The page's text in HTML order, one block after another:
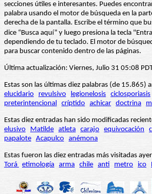
secciones útiles e interesantes. Puedes
palabra usando el motor de búsqueda en la
derecha de la pantalla. Escribe el término que
dice “Busca aquí” y luego presiona la tecla
dependiendo de tu teclado. El motor de
para buscar contenido dentro de las páginas.
Última actualización: Viernes, Julio 31 05:08
Estas son las últimas diez palabras (de 15.865)
elucidario
revulsivo legionelosis ciclosporiasis
preterintencional críptido achicar doctrina
Estas diez entradas han sido modificadas
elusivo
Matilde atleta carajo equivocación
papalote Acapulco anémona
Estas fueron las diez entradas más visitadas
Torá etimología arma chile anti metro ico